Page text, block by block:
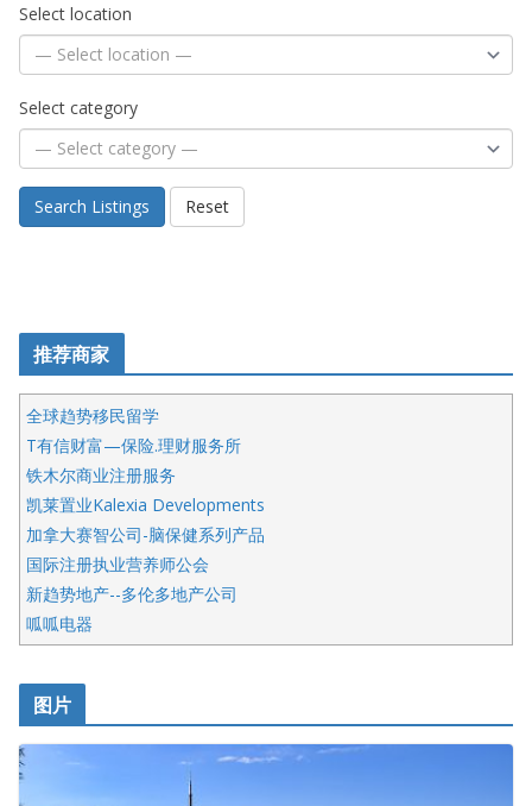
Select location
Select category
Search Listings Reset
推荐商家
全球趋势移民留学
T有信财富—保险.理财服务所
铁木尔商业注册服务
凯莱置业Kalexia Developments
加拿大赛智公司-脑保健系列产品
国际注册执业营养师公会
新趋势地产--多伦多地产公司
呱呱电器
开明车行KS CAR SALES & SERVICE
皇后金融集团
铁木尔商业注册服务
图片